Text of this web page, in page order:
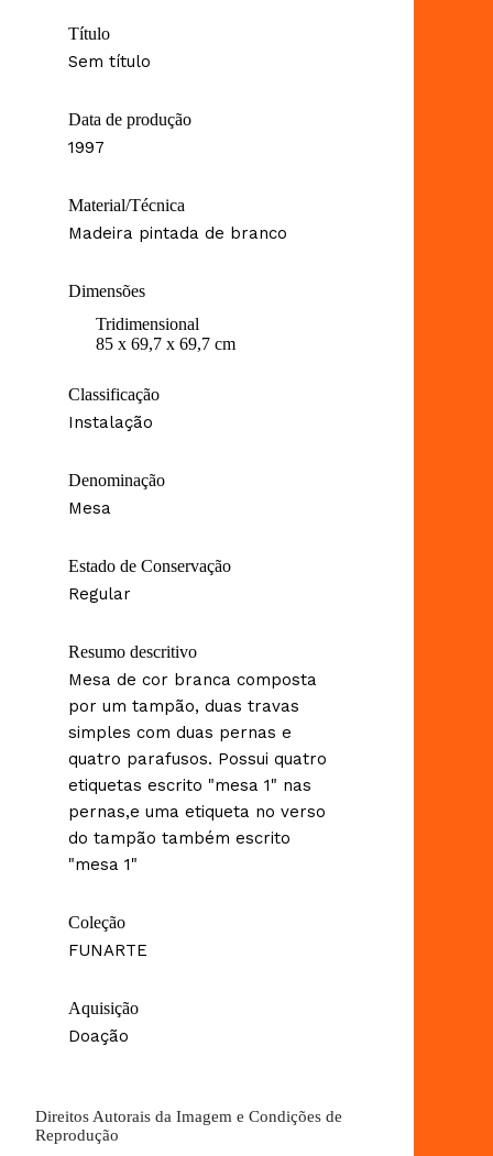
Título
Sem título
Data de produção
1997
Material/Técnica
Madeira pintada de branco
Dimensões
Tridimensional
85 x 69,7 x 69,7 cm
Classificação
Instalação
Denominação
Mesa
Estado de Conservação
Regular
Resumo descritivo
Mesa de cor branca composta
por um tampão, duas travas
simples com duas pernas e
quatro parafusos. Possui quatro
etiquetas escrito "mesa 1" nas
pernas,e uma etiqueta no verso
do tampão também escrito
"mesa 1"
Coleção
FUNARTE
Aquisição
Doação
Direitos Autorais da Imagem e Condições de
Reprodução